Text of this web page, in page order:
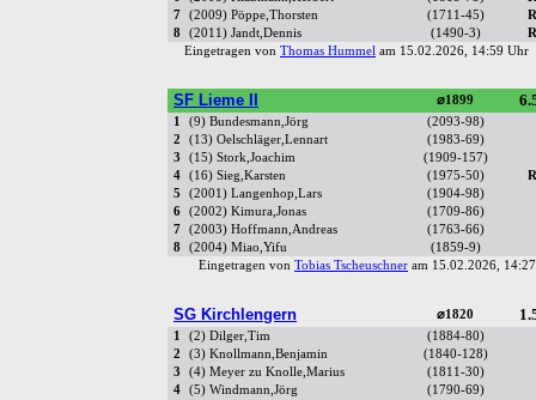
7
(2009) Pöppe,Thorsten (1711-45)
8
(2011) Jandt,Dennis (1490-3)
Eingetragen von Thomas Hummel am 15.02.2026, 14:59
SF Lieme II ⌀1899
1 (9) Bundesmann,Jörg (2093-98)
2
(13) Oelschläger,Lennart
(1983-69)
3
(15) Stork,Joachim
(1909-157)
4
(16) Sieg,Karsten (1975-50)
5
(2001) Langenhop,Lars (1904-98)
6
(2002) Kimura,Jonas (1709-86)
7
(2003) Hoffmann,Andreas (1763-66)
8
(2004) Miao,Yifu (1859-9)
Eingetragen von Tobias Tscheuschner am 15.02.2026,
SG Kirchlengern ⌀1820
1 (2) Dilger,Tim (1884-80)
2
(3) Knollmann,Benjamin (1840-128)
3
(4) Meyer zu Knolle,Marius (1811-30)
4
(5) Windmann,Jörg
(1790-69)